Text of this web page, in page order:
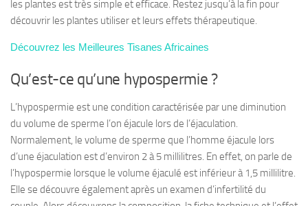
les plantes est très simple et efficace. Restez jusqu’à la fin pour
découvrir les plantes utiliser et leurs effets thérapeutique.
Découvrez les Meilleures Tisanes Africaines
Qu’est-ce qu’une hypospermie ?
L’hypospermie est une condition caractérisée par une diminution
du volume de sperme l’on éjacule lors de l’éjaculation.
Normalement, le volume de sperme que l’homme éjacule lors
d’une éjaculation est d’environ 2 à 5 millilitres. En effet, on parle de
l’hypospermie lorsque le volume éjaculé est inférieur à 1,5 millilitre.
Elle se découvre également après un examen d’infertilité du